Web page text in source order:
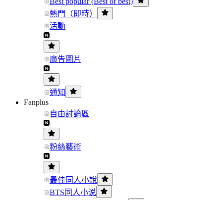
熱門（即時）
活動
廣告圖片
通知
Fanplus
自由討論區
粉絲藝術
最佳同人小說
BTS同人小说